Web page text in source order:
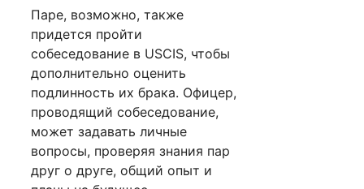
Паре, возможно, также
придется пройти
собеседование в USCIS, чтобы
дополнительно оценить
подлинность их брака. Офицер,
проводящий собеседование,
может задавать личные
вопросы, проверяя знания пар
друг о друге, общий опыт и